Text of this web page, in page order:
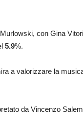
con Gina
5.9%.
a valorizzare la
da Vincenzo